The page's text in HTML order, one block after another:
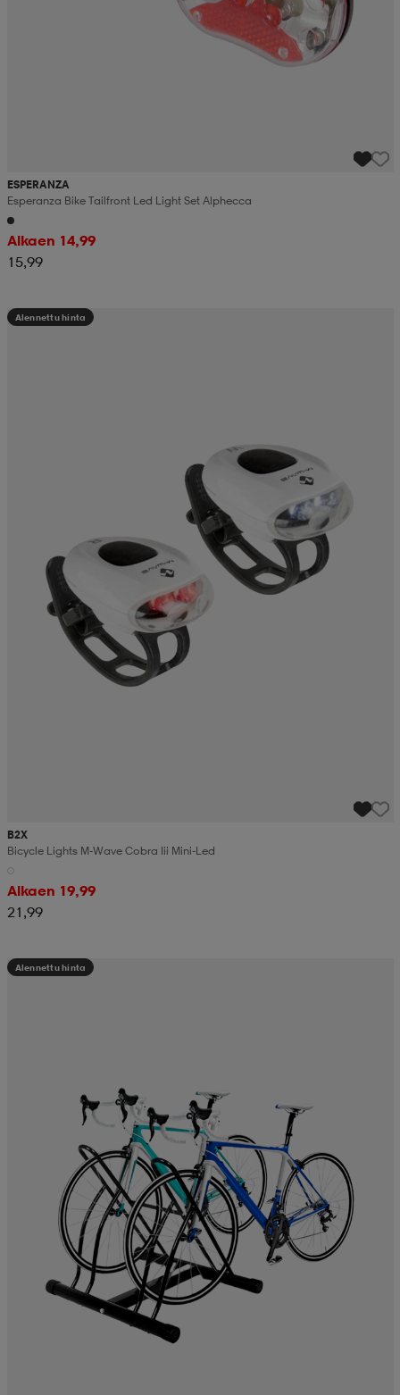
ESPERANZA
Esperanza Bike Tailfront Led Light Set Alphecca
Alkaen 14,99
15,99
Alennettu hinta
B2X
Bicycle Lights M-Wave Cobra Iii Mini-Led
Alkaen 19,99
21,99
Alennettu hinta